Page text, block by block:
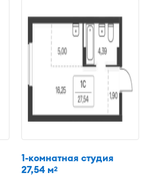
1-комнатная студия
27,54 м2